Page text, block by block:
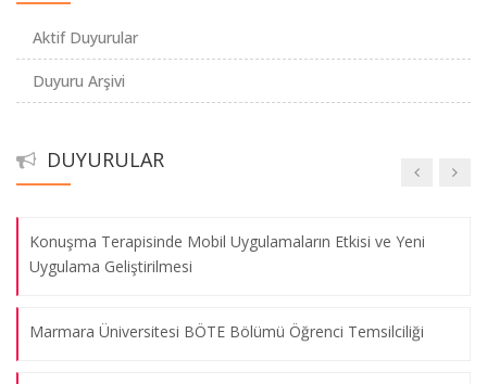
Aktif Duyurular
Duyuru Arşivi
DUYURULAR
Staj Otomasyon Sistemi Kullanıma Açıldı
Konuşma Terapisinde Mobil Uygulamaların Etkisi ve Yeni
Uygulama Geliştirilmesi
Marmara Üniversitesi BÖTE Bölümü Öğrenci Temsilciliği
Avrupa Birliği Projesi Toplantısı
08.08.2026
Node.js ve Angular Eğitimi